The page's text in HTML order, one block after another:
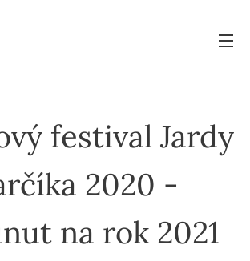
festival Jardy
2020 -
na rok 2021